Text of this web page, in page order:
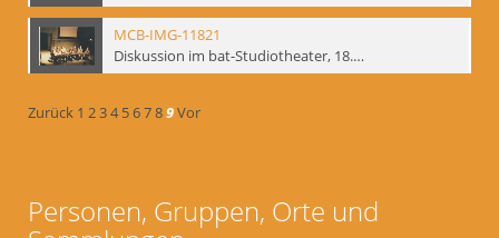
MCB-IMG-11821
Diskussion im bat-Studiotheater, 18.09.1995; BM-img-127-3
Zurück 1 234 56789Vor
Personen, Gruppen, Orte und